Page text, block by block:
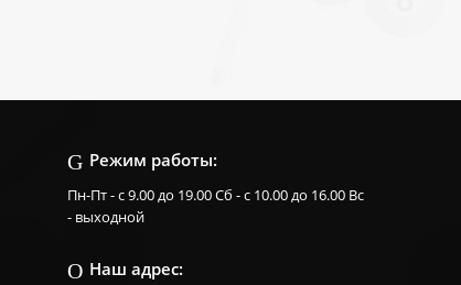
Режим работы:
Пн-Пт - с 9.00 до 19.00 Сб - с 10.00 до 16.00 Вс
- выходной
Наш адрес: